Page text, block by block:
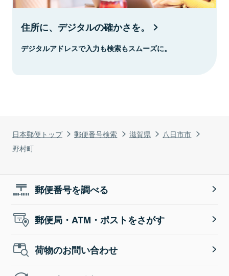
日本郵便トップ 郵便番号検索 滋賀県
八日市市
野村町
住所に、デジタルの確かさを。
デジタルアドレスで入力も検索もスムーズに。
郵便番号を調べる
郵便局・ATM・ポストをさがす
荷物のお問い合わせ